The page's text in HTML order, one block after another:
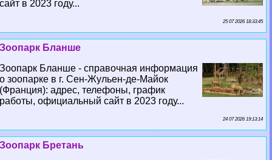
сайт в 2023 году...
25 07 2026 18:33:45
Зоопарк Бланше
Зоопарк Бланше - справочная информация
о зоопарке в г. Сен-Жульен-де-Майок
(Франция): адрес, телефоны, график
работы, официальный сайт в 2023 году...
24 07 2026 19:13:14
Зоопарк Бретань